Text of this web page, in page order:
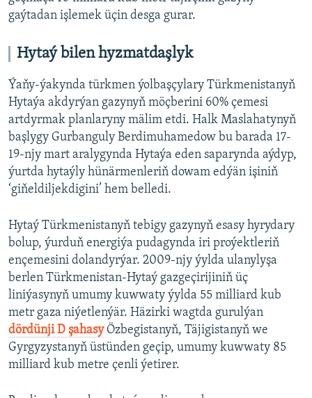
gaýtadan işlemek üçin desga gurar.
Hytaý bilen hyzmatdaşlyk
Ýaňy-ýakynda türkmen ýolbaşçylary Türkmenistanyň
Hytaýa akdyrýan gazynyň möçberini 60% çemesi
artdyrmak planlaryny mälim etdi. Halk Maslahatynyň
başlygy Gurbanguly Berdimuhamedow bu barada 17-
19-njy mart aralygynda Hytaýa eden saparynda aýdyp,
ýurtda hytaýly hünärmenleriň dowam edýän işiniň
‘giňeldiljekdigini’ hem belledi.
Hytaý Türkmenistanyň tebigy gazynyň esasy hyrydary
bolup, ýurduň energiýa pudagynda iri proýektleriň
ençemesini dolandyrýar. 2009-njy ýylda ulanylyşa
berlen Türkmenistan-Hytaý gazgeçirijiniň üç
liniýasynyň umumy kuwwaty ýylda 55 milliard kub
metr gaza niýetlenýär. Häzirki wagtda gurulýan
dördünji D şahasyÖzbegistanyň, Täjigistanyň we
Gyrgyzystanyň üstünden geçip, umumy kuwwaty 85
milliard kub metre çenli ýetirer.